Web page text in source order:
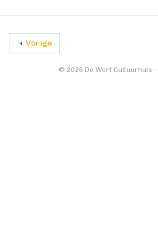
Vorige
© 2026 De Werf Cultuurhuis –